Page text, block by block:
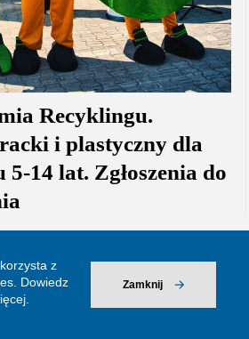
z
Dowiedz
Zamknij
Recyklingu.
i plastyczny dla
5-14 lat. Zgłoszenia do